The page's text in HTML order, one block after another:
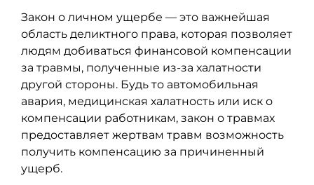
Закон о личном ущербе — это важнейшая
область деликтного права, которая позволяет
людям добиваться финансовой компенсации
за травмы, полученные из-за халатности
другой стороны. Будь то автомобильная
авария, медицинская халатность или иск о
компенсации работникам, закон о травмах
предоставляет жертвам травм возможность
получить компенсацию за причиненный
ущерб.